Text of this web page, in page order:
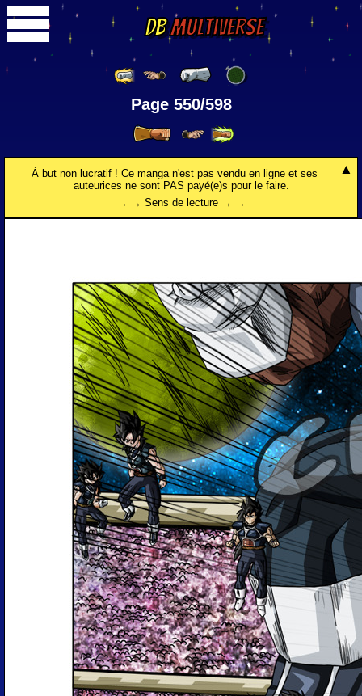
DBMultiverse
Page 550/598
À but non lucratif ! Ce manga n'est pas vendu en ligne et ses
auteurices ne sont PAS payé(e)s pour le faire.
→ → Sens de lecture → →